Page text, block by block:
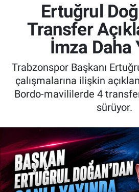
Ertuğrul
Transfer
İmza Daha
Trabzonspor Başkanı
çalışmalarına ilişkin
Bordo-mavililerde 4
sürüyor.
KULİS MEYDANI
1461 TRABZON
FUTBOL
TV VE SİNEMA
BASKETBOL
SAĞLIK
Son Dakika Haberleri
Haber Arşivi